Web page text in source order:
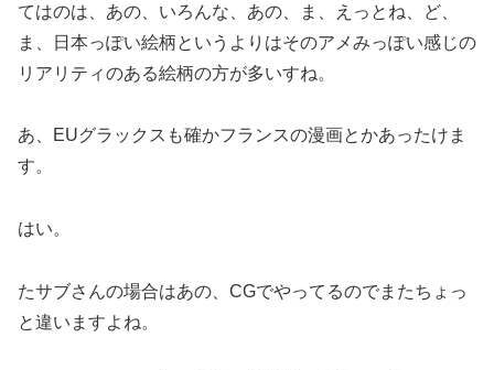
てはのは、あの、いろんな、あの、ま、えっとね、ど、
ま、日本っぽい絵柄というよりはそのアメみっぽい感じの
リアリティのある絵柄の方が多いすね。
あ、EUグラックスも確かフランスの漫画とかあったけま
す。
はい。
たサブさんの場合はあの、CGでやってるのでまたちょっ
と違いますよね。